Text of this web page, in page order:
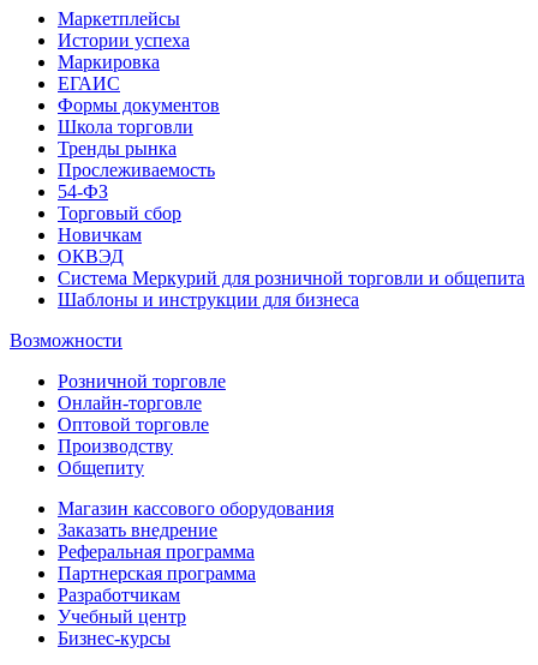
Маркетплейсы
Истории успеха
Маркировка
ЕГАИС
Формы документов
Школа торговли
Тренды рынка
Прослеживаемость
54-ФЗ
Торговый сбор
Новичкам
ОКВЭД
Система Меркурий для розничной торговли и общепита
Шаблоны и инструкции для бизнеса
Возможности
Розничной торговле
Онлайн-торговле
Оптовой торговле
Производству
Общепиту
Магазин кассового оборудования
Заказать внедрение
Реферальная программа
Партнерская программа
Разработчикам
Учебный центр
Бизнес‑курсы